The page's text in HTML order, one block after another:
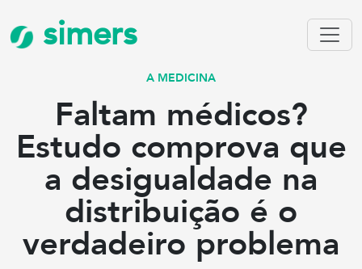
simers
A MEDICINA
Faltam médicos?
Estudo comprova que
a desigualdade na
distribuição é o
verdadeiro problema